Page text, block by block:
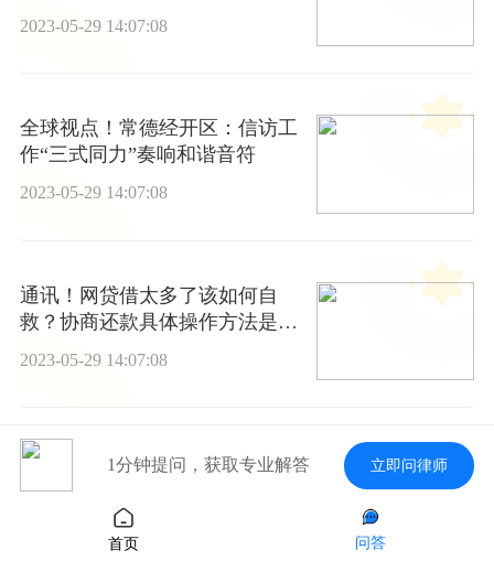
2023-05-29 14:07:08
全球视点！常德经开区：信访工
作“三式同力”奏响和谐音符
2023-05-29 14:07:08
通讯！网贷借太多了该如何自
救？协商还款具体操作方法是什
2023-05-29 14:07:08
头条焦点：网贷逾期会出现什么
后果？停息挂账合法不?
2023-05-29 14:07:08
1分钟提问，获取专业解答 立即问律师
首页 问答